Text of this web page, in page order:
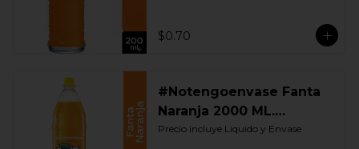
$0.70
#Notengoenvase Fanta
Naranja 2000 ML.
Retornable
Precio incluye Liquido y Envase